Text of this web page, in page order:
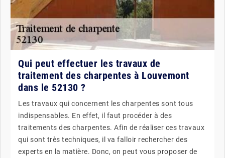
Qui peut effectuer les travaux de
traitement des charpentes à Louvemont
dans le 52130 ?
Les travaux qui concernent les charpentes sont tous
indispensables. En effet, il faut procéder à des
traitements des charpentes. Afin de réaliser ces travaux
qui sont très techniques, il va falloir rechercher des
experts en la matière. Donc, on peut vous proposer de